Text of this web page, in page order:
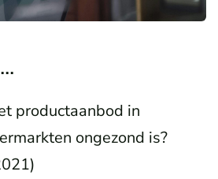
productaanbod in
ongezond is?